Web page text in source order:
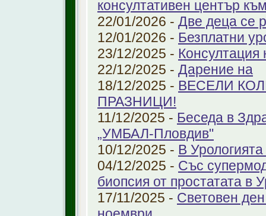
консултативен център
22/01/2026 - Две деца се
12/01/2026 - Безплатни
23/12/2025 - Консултация
22/12/2025 - Дарение на
18/12/2025 - ВЕСЕЛИ
ПРАЗНИЦИ!
11/12/2025 - Беседа в
„УМБАЛ-Пловдив"
10/12/2025 - В
04/12/2025 - Със
биопсия от простатата в
17/11/2025 - Световен